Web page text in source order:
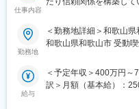
■教育・研修体制
ンから受け入れ後のフ
また、技術管理担当と営
で、「働きやすい環境
・技術力向上の為の研
仕事内容
122日・プライベート
■職務内容
ェクトにご参画いただ
件も拡大しており、自
勤務地
＜勤務地詳細＞和歌山
和歌山県和歌山市 受動
給与
＜予定年収＞400万円～
訳＞月額（基本給）：